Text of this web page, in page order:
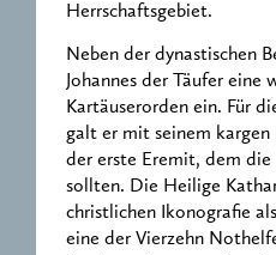
Herrschaftsgebiet.
Neben der dynastischen
Johannes der Täufer
Kartäuserorden ein. Für
galt er mit seinem kargen
der erste Eremit, dem die
sollten. Die Heilige
christlichen Ikonografie
eine der Vierzehn